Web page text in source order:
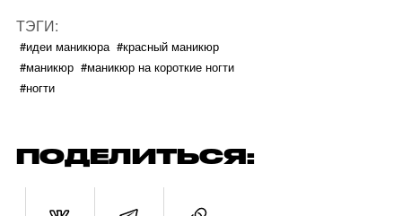
ТЭГИ:
#идеи маникюра #красный маникюр
#маникюр #маникюр на короткие ногти
#ногти
ПОДЕЛИТЬСЯ: